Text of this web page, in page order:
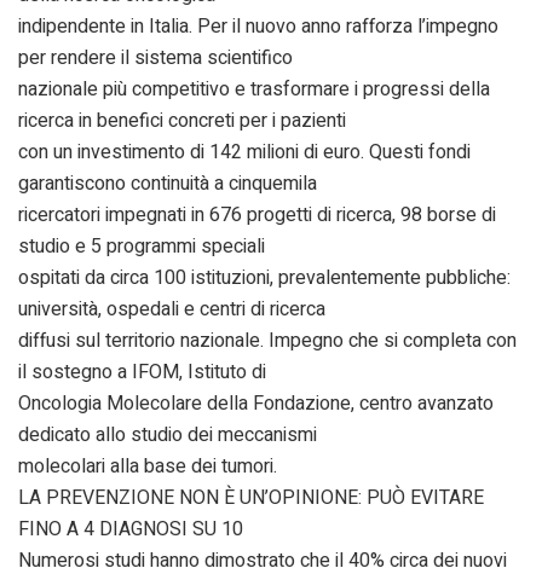
indipendente in Italia. Per il nuovo anno rafforza l’impegno
per rendere il sistema scientifico
nazionale più competitivo e trasformare i progressi della
ricerca in benefici concreti per i pazienti
con un investimento di 142 milioni di euro. Questi fondi
garantiscono continuità a cinquemila
ricercatori impegnati in 676 progetti di ricerca, 98 borse di
studio e 5 programmi speciali
ospitati da circa 100 istituzioni, prevalentemente pubbliche:
università, ospedali e centri di ricerca
diffusi sul territorio nazionale. Impegno che si completa con
il sostegno a IFOM, Istituto di
Oncologia Molecolare della Fondazione, centro avanzato
dedicato allo studio dei meccanismi
molecolari alla base dei tumori.
LA PREVENZIONE NON È UN’OPINIONE: PUÒ EVITARE
FINO A 4 DIAGNOSI SU 10
Numerosi studi hanno dimostrato che il 40% circa dei nuovi